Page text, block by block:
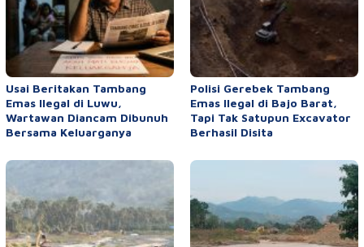
Usai Beritakan Tambang
Emas Ilegal di Luwu,
Wartawan Diancam Dibunuh
Bersama Keluarganya
Polisi Gerebek Tambang
Emas Ilegal di Bajo Barat,
Tapi Tak Satupun Excavator
Berhasil Disita